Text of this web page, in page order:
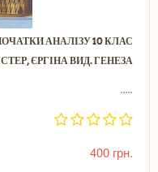
АНАЛІЗУ 10 КЛАС
ЄРГІНА ВИД. ГЕНЕЗА
.....
400 грн.